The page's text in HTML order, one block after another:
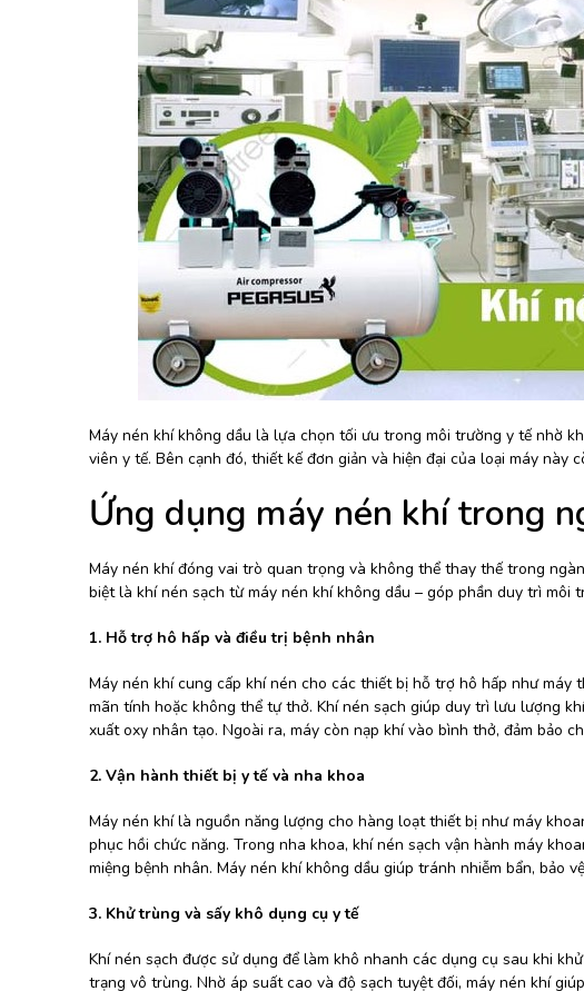
Máy nén khí không dầu là lựa chọn tối ưu trong môi trường y tế nhờ
viên y tế. Bên cạnh đó, thiết kế đơn giản và hiện đại của loại máy
Ứng dụng máy nén khí trong
Máy nén khí đóng vai trò quan trọng và không thể thay thế trong
biệt là khí nén sạch từ máy nén khí không dầu – góp phần duy trì
1. Hỗ trợ hô hấp và điều trị bệnh nhân
Máy nén khí cung cấp khí nén cho các thiết bị hỗ trợ hô hấp như
mãn tính hoặc không thể tự thở. Khí nén sạch giúp duy trì lưu lượng
xuất oxy nhân tạo. Ngoài ra, máy còn nạp khí vào bình thở, đảm bảo
2. Vận hành thiết bị y tế và nha khoa
Máy nén khí là nguồn năng lượng cho hàng loạt thiết bị như máy
phục hồi chức năng. Trong nha khoa, khí nén sạch vận hành máy
miệng bệnh nhân. Máy nén khí không dầu giúp tránh nhiễm bẩn, bảo
3. Khử trùng và sấy khô dụng cụ y tế
Khí nén sạch được sử dụng để làm khô nhanh các dụng cụ sau khi
trạng vô trùng. Nhờ áp suất cao và độ sạch tuyệt đối, máy nén khí